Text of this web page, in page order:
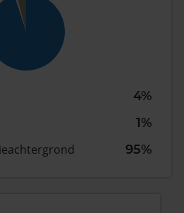
4%
1%
95%